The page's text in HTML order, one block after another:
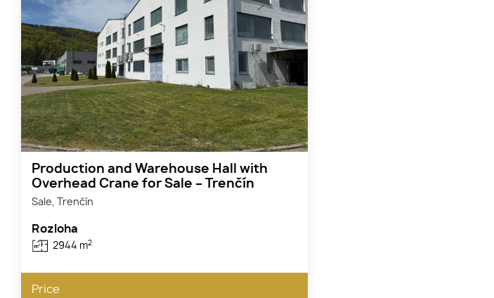
Production and Warehouse Hall with
Overhead Crane for Sale – Trenčín
Sale, Trenčín
Rozloha
2944 m2
Price